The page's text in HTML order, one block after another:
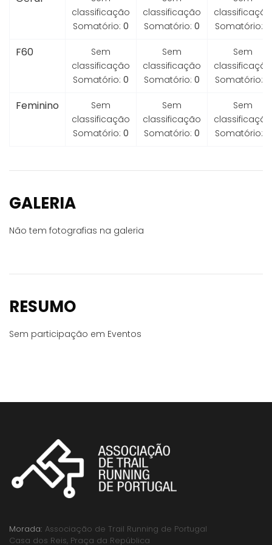
classificação
Somatório: 0
classificação
Somatório: 0
classificação
Somatório:
F60
Sem
classificação
Somatório: 0
Sem
classificação
Somatório: 0
Sem
classificação
Somatório:
Feminino
Sem
classificação
Somatório: 0
Sem
classificação
Somatório: 0
Sem
classificação
Somatório:
GALERIA
Não tem fotografias na galeria
RESUMO
Sem participação em Eventos
Morada: Associação de Trail Running de Portugal
Casa dos Reis, Praça da República